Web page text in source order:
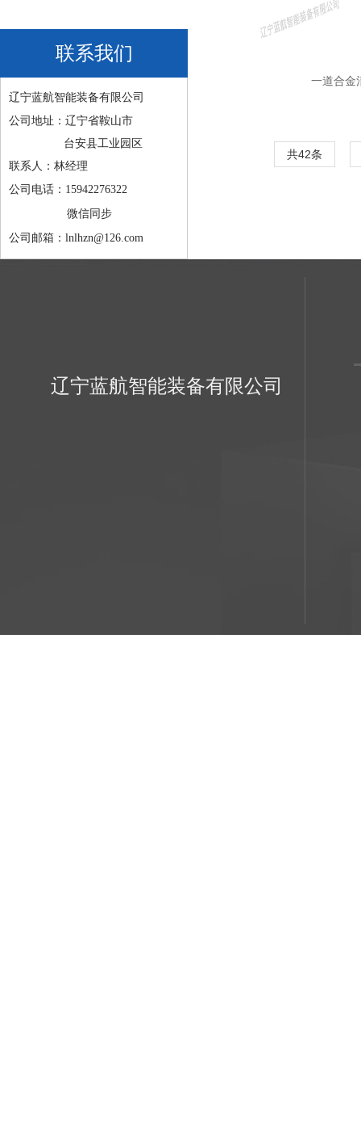
联系我们
辽宁蓝航智能装备有限公司
公司地址：辽宁省鞍山市
台安县工业园区
联系人：林经理
公司电话：15942276322
微信同步
公司邮箱：lnlhzn@126.com
一道合金
共42条
辽宁蓝航智能装备有限公司